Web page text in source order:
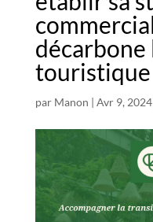
touristique
par Manon | Avr 9, 2024